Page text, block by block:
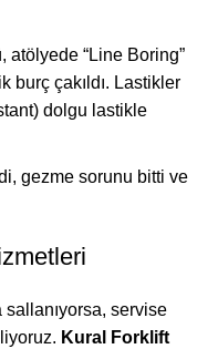
atölyede “Line Boring”
burç çakıldı. Lastikler
dolgu lastikle
gezme sorunu bitti ve
servise
Kural Forklift